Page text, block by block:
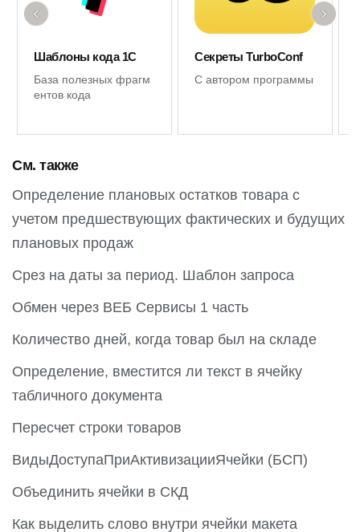
Шаблоны кода 1С
База полезных фрагм
ентов кода
Секреты TurboConf
С автором программы
‹ ›
См. также
Определение плановых остатков товара с
учетом предшествующих фактических и будущих
плановых продаж
Срез на даты за период. Шаблон запроса
Обмен через ВЕБ Сервисы 1 часть
Количество дней, когда товар был на складе
Определение, вместится ли текст в ячейку
табличного документа
Пересчет строки товаров
ВидыДоступаПриАктивизацииЯчейки (БСП)
Объединить ячейки в СКД
Как выделить слово внутри ячейки макета